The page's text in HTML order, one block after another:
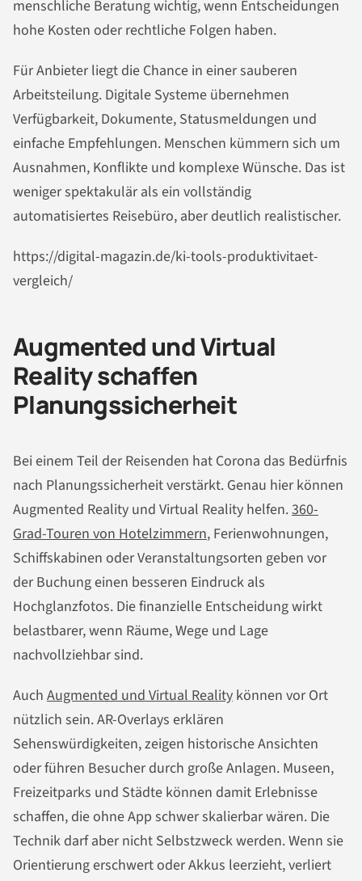
menschliche Beratung wichtig, wenn Entscheidungen
hohe Kosten oder rechtliche Folgen haben.
Für Anbieter liegt die Chance in einer sauberen
Arbeitsteilung. Digitale Systeme übernehmen
Verfügbarkeit, Dokumente, Statusmeldungen und
einfache Empfehlungen. Menschen kümmern sich um
Ausnahmen, Konflikte und komplexe Wünsche. Das ist
weniger spektakulär als ein vollständig
automatisiertes Reisebüro, aber deutlich realistischer.
https://digital-magazin.de/ki-tools-produktivitaet-
vergleich/
Augmented und Virtual
Reality schaffen
Planungssicherheit
Bei einem Teil der Reisenden hat Corona das Bedürfnis
nach Planungssicherheit verstärkt. Genau hier können
Augmented Reality und Virtual Reality helfen.360-
Grad-Touren von Hotelzimmern, Ferienwohnungen,
Schiffskabinen oder Veranstaltungsorten geben vor
der Buchung einen besseren Eindruck als
Hochglanzfotos. Die finanzielle Entscheidung wirkt
belastbarer, wenn Räume, Wege und Lage
nachvollziehbar sind.
Auch Augmented und Virtual Reality können vor Ort
nützlich sein. AR-Overlays erklären
Sehenswürdigkeiten, zeigen historische Ansichten
oder führen Besucher durch große Anlagen. Museen,
Freizeitparks und Städte können damit Erlebnisse
schaffen, die ohne App schwer skalierbar wären. Die
Technik darf aber nicht Selbstzweck werden. Wenn sie
Orientierung erschwert oder Akkus leerzieht, verliert